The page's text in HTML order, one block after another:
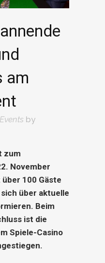
am
Events by
zum
November
100 Gäste
über aktuelle
Beim
ist die
Spiele-Casino